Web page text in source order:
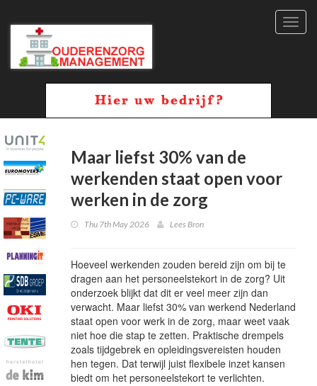
Maar liefst 30% van de
werkenden staat open voor
werken in de zorg
Thu 7th May 2026 Lees Bron
Hoeveel werkenden zouden bereid zijn om bij te
dragen aan het personeelstekort in de zorg? Uit
onderzoek blijkt dat dit er veel meer zijn dan
verwacht. Maar liefst 30% van werkend Nederland
staat open voor werk in de zorg, maar weet vaak
niet hoe die stap te zetten. Praktische drempels
zoals tijdgebrek en opleidingsvereisten houden
hen tegen. Dat terwijl juist flexibele inzet kansen
biedt om het personeelstekort te verlichten.